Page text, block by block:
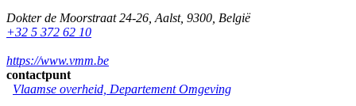
Dokter de Moorstraat 24-26 Aalst, 9300 België
+32 5 372 62 10
https://www.vmm.be
contactpunt
Vlaamse overheid, Departement Omgeving